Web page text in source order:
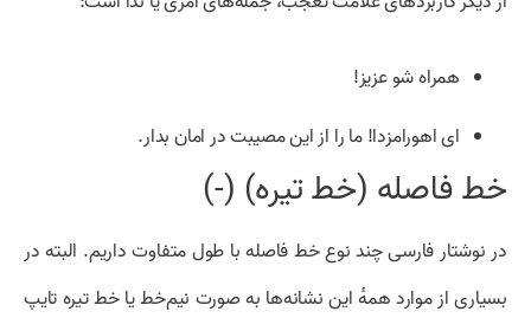
همراه شو عزیز!
ای اهورامزدا! ما را از این مصیبت در امان بدار.
خط فاصله (خط تیره) (-)
در نوشتار فارسی چند نوع خط فاصله با طول متفاوت داریم. البته در
بسیاری از موارد همهٔ این نشانه‌ها به صورت نیم‌خط یا خط تیره تایپ